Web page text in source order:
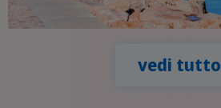
vedi tutto